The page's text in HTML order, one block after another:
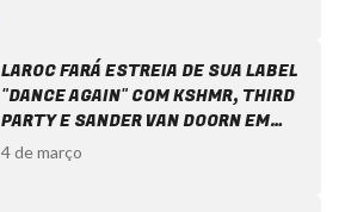
LAROC FARÁ ESTREIA DE SUA LABEL
"DANCE AGAIN" COM KSHMR, THIRD
PARTY E SANDER VAN DOORN EM
ABRIL!
4 de março